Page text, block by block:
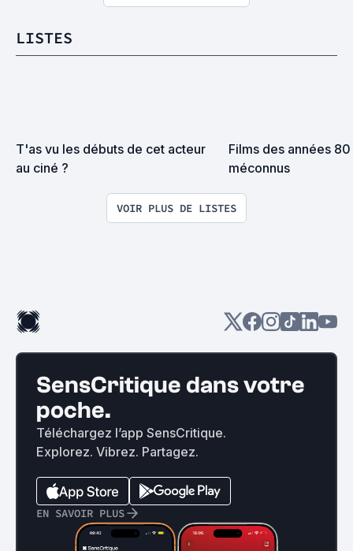
LISTES
T'as vu les débuts de cet acteur
au ciné ?
Films des années
méconnus
VOIR PLUS DE LISTES
SensCritique dans votre
poche.
Téléchargez l’app SensCritique.
Explorez. Vibrez. Partagez.
EN SAVOIR PLUS